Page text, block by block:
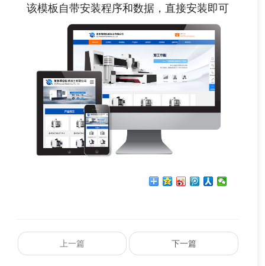
该模板自带安装程序和数据，直接安装即可
上一篇 下一篇